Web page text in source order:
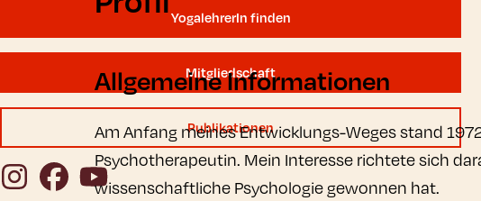
YogalehrerIn finden
Mitgliedschaft
Publikationen
InstagramFacebookYouTube
Allgemeine Informationen
Am Anfang meines Entwicklungs-Weges stand
Psychotherapeutin. Mein Interesse richtete sich
wissenschaftliche Psychologie gewonnen hat.